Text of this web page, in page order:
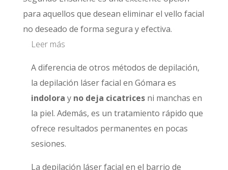
para aquellos que desean eliminar el vello facial
no deseado de forma segura y efectiva.
Leer más
A diferencia de otros métodos de depilación,
la depilación láser facial en Gómara es
indolora y no deja cicatricesni manchas en
la piel. Además, es un tratamiento rápido que
ofrece resultados permanentes en pocas
sesiones.
La depilación láser facial en el barrio de